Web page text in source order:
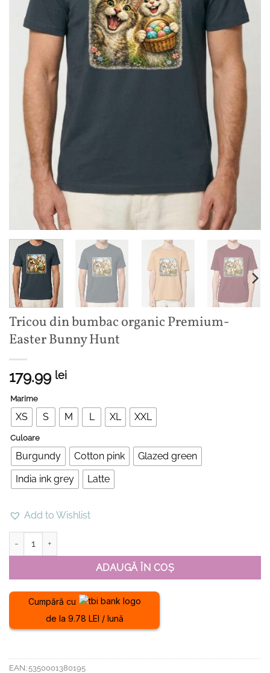
Tricou din bumbac organic Premium-
Easter Bunny Hunt
179.99 lei
Marime
XS S M L XL XXL
Culoare
Burgundy Cotton pink
Glazed green
India ink grey
Latte
Add to Wishlist
ADAUGĂ ÎN COȘ
Cumpără cu
de la 9.78 LEI / lună
EAN: 5350001380195